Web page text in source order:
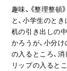
趣味、《整理整頓》
と、小学生のとき
机の引き出しの
かろうが、小分
の入るところ、
リップの入ると